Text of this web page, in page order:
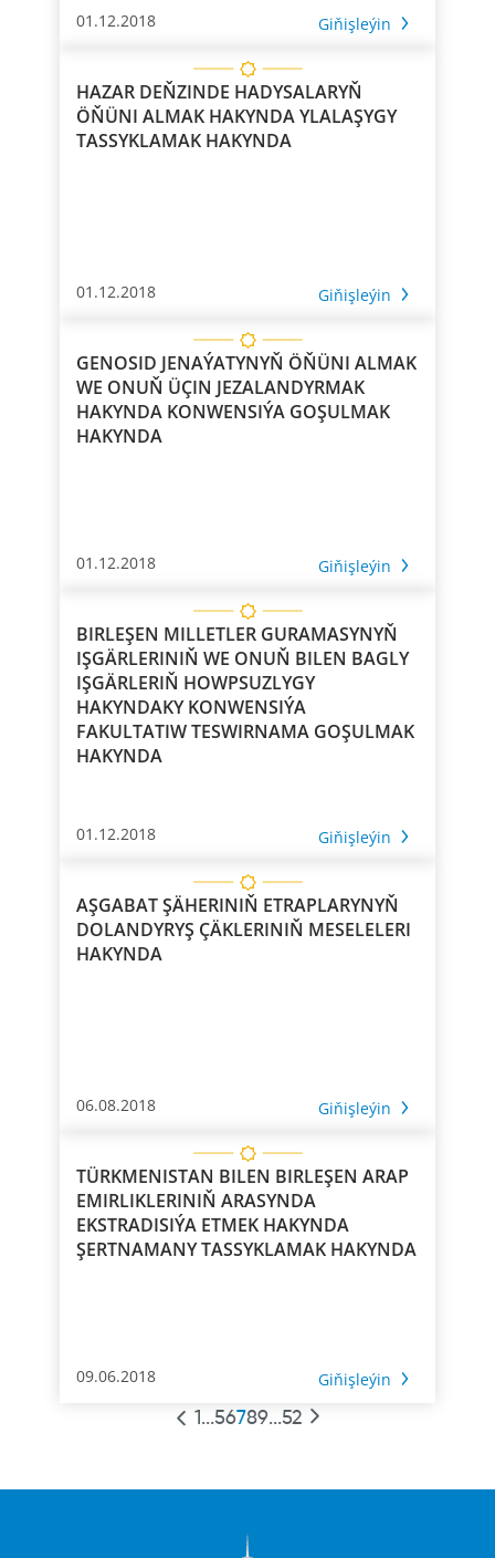
01.12.2018 Giňişleýin
HAZAR DEŇZINDE HADYSALARYŇ
ÖŇÜNI ALMAK HAKYNDA YLALAŞYGY
TASSYKLAMAK HAKYNDA
01.12.2018 Giňişleýin
GENOSID JENAÝATYNYŇ ÖŇÜNI ALMAK
WE ONUŇ ÜÇIN JEZALANDYRMAK
HAKYNDA KONWENSIÝA GOŞULMAK
HAKYNDA
01.12.2018 Giňişleýin
BIRLEŞEN MILLETLER GURAMASYNYŇ
IŞGÄRLERINIŇ WE ONUŇ BILEN BAGLY
IŞGÄRLERIŇ HOWPSUZLYGY
HAKYNDAKY KONWENSIÝA
FAKULTATIW TESWIRNAMA GOŞULMAK
HAKYNDA
01.12.2018 Giňişleýin
AŞGABAT ŞÄHERINIŇ ETRAPLARYNYŇ
DOLANDYRYŞ ÇÄKLERINIŇ MESELELERI
HAKYNDA
06.08.2018 Giňişleýin
TÜRKMENISTAN BILEN BIRLEŞEN ARAP
EMIRLIKLERINIŇ ARASYNDA
EKSTRADISIÝA ETMEK HAKYNDA
ŞERTNAMANY TASSYKLAMAK HAKYNDA
09.06.2018 Giňişleýin
1...56789...52